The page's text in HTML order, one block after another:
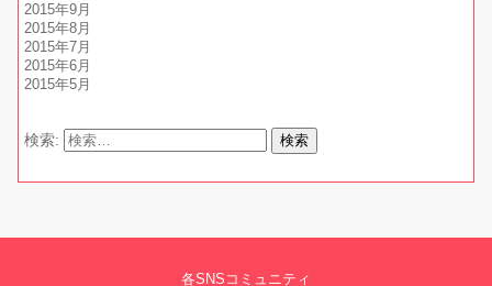
2015年9月
2015年8月
2015年7月
2015年6月
2015年5月
検索:
各SNSコミュニティ